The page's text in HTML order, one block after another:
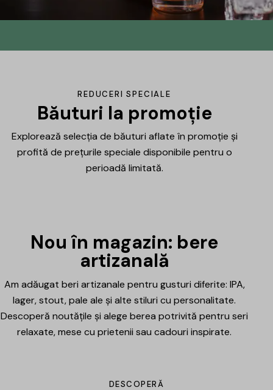
DrinksHub
mulțumire ți-am pregătit un mic cadou.
Află mai multe
REDUCERI SPECIALE
Băuturi la promoție
Explorează selecția de băuturi aflate în promoție și
profită de prețurile speciale disponibile pentru o
perioadă limitată.
Nou în magazin: bere
artizanală
Am adăugat beri artizanale pentru gusturi diferite: IPA,
lager, stout, pale ale și alte stiluri cu personalitate.
Descoperă noutățile și alege berea potrivită pentru seri
relaxate, mese cu prietenii sau cadouri inspirate.
DESCOPERĂ